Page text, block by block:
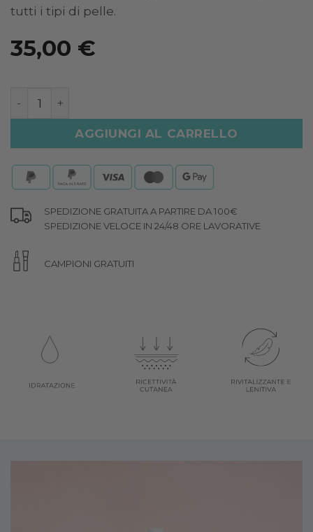
tutti i tipi di pelle.
35,00 €
AGGIUNGI AL CARRELLO
SPEDIZIONE GRATUITA A PARTIRE DA 100€
SPEDIZIONE VELOCE IN 24/48 ORE LAVORATIVE
CAMPIONI GRATUITI